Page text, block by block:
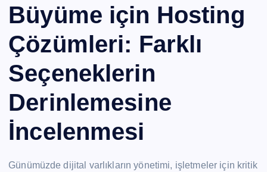
Büyüme için Hosting
Çözümleri: Farklı
Seçeneklerin
Derinlemesine
İncelenmesi
Günümüzde dijital varlıkların yönetimi, işletmeler için kritik